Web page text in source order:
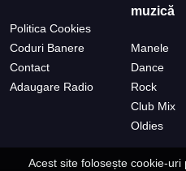
Politica Cookies
Coduri Banere
Contact
Adaugare Radio
muzică
Manele
Dance
Rock
Club Mix
Oldies
Acest site folosește cookie-